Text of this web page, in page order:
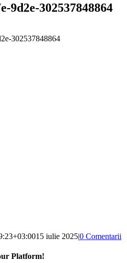
9d2e-302537848864
302537848864
15 iulie 2025|0 Comentarii
Platform!